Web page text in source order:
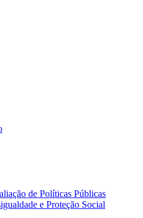
de Políticas Públicas
e Proteção Social